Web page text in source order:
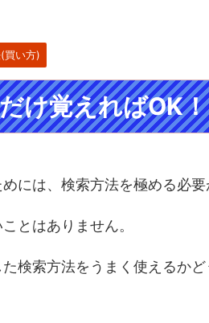
買い方)
け覚えればOK！
には、検索方法を極める必要
とはありません。
検索方法をうまく使えるか